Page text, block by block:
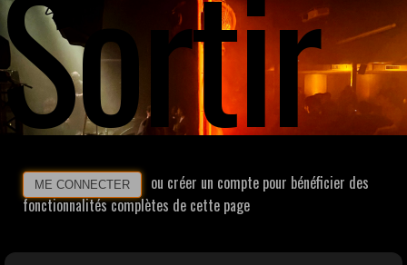
Sortir
ME CONNECTER
ou créer un compte pour bénéficier des
fonctionnalités complètes de cette page